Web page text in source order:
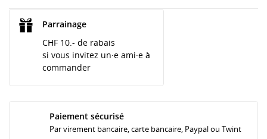
Parrainage
CHF 10.- de rabais
si vous invitez un·e ami·e à
commander
Paiement sécurisé
Par virement bancaire, carte bancaire, Paypal ou Twint